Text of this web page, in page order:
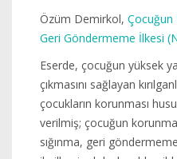
Özüm Demirkol, Çocuğun
Geri Göndermeme İlkesi
Eserde, çocuğun yüksek
çıkmasını sağlayan
çocukların korunması
verilmiş; çocuğun
sığınma, geri